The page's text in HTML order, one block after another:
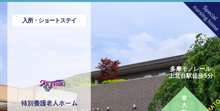
入所・ショートステイ
多摩モノレール
上北台駅徒歩5分